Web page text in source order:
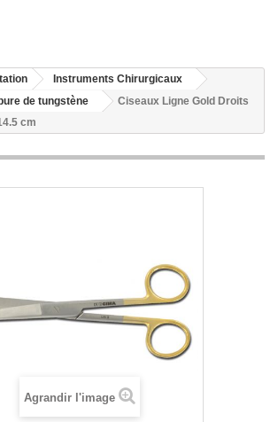
Instruments Chirurgicaux
de tungstène
Ciseaux Ligne Gold Droits
cm
Agrandir l'image